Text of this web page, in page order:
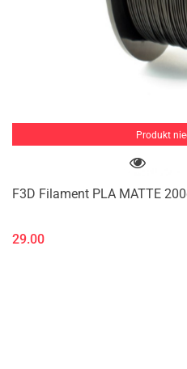
Produkt
F3D Filament PLA MATTE
29.00